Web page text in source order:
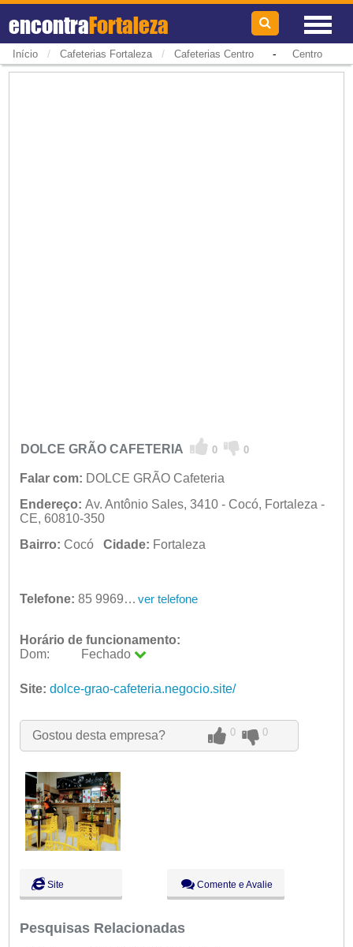
encontraFortaleza
Início / Cafeterias Fortaleza / Cafeterias Centro- Centro
DOLCE GRÃO CAFETERIA 0 0
Falar com: DOLCE GRÃO Cafeteria
Endereço: Av. Antônio Sales, 3410 - Cocó, Fortaleza -
CE, 60810-350
Bairro: Cocó Cidade: Fortaleza
Telefone: 85 99696-3910 ver telefone
Horário de funcionamento:
Dom:
Fechado
Ter:
09:00 - 18:00
Qui:
09:00 - 18:00
Sex:
09:00 - 18:00
Site: dolce-grao-cafeteria.negocio.site/
Gostou desta empresa? 0 0
Site Comente e Avalie
Pesquisas Relacionadas